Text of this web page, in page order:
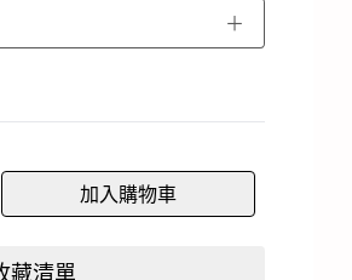
＋
加入購物車
藏清單